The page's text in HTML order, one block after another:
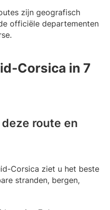
zijn geografisch
officiële departementen
Corsica in 7
route en
Corsica ziet u het beste
stranden, bergen,